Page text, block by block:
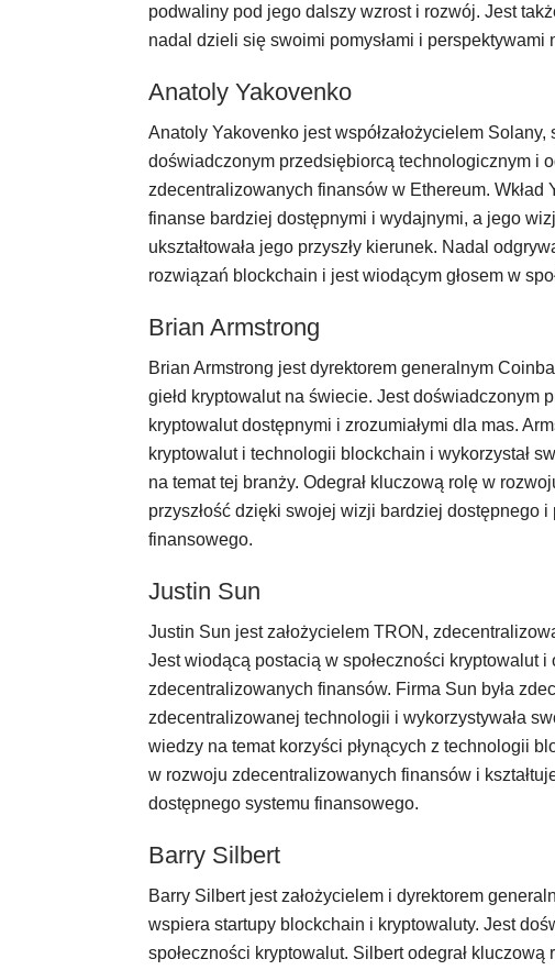
podwaliny pod jego dalszy wzrost i rozwój. Jest
nadal dzieli się swoimi pomysłami i
Anatoly Yakovenko
Anatoly Yakovenko jest współzałożycielem
doświadczonym przedsiębiorcą technologicznym i
zdecentralizowanych finansów w Ethereum.
finanse bardziej dostępnymi i wydajnymi, a jego
ukształtowała jego przyszły kierunek. Nadal
rozwiązań blockchain i jest wiodącym głosem w
Brian Armstrong
Brian Armstrong jest dyrektorem generalnym
giełd kryptowalut na świecie. Jest doświadczonym
kryptowalut dostępnymi i zrozumiałymi dla mas.
kryptowalut i technologii blockchain i wykorzystał
na temat tej branży. Odegrał kluczową rolę w
przyszłość dzięki swojej wizji bardziej dostępnego
finansowego.
Justin Sun
Justin Sun jest założycielem TRON,
Jest wiodącą postacią w społeczności kryptowalut i
zdecentralizowanych finansów. Firma Sun była
zdecentralizowanej technologii i wykorzystywała
wiedzy na temat korzyści płynących z technologii
w rozwoju zdecentralizowanych finansów i
dostępnego systemu finansowego.
Barry Silbert
Barry Silbert jest założycielem i dyrektorem
wspiera startupy blockchain i kryptowaluty. Jest
społeczności kryptowalut. Silbert odegrał